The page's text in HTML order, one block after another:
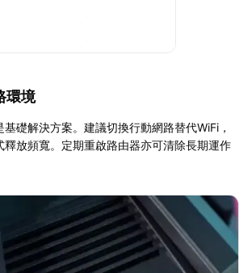
環境
礎解決方案。建議切換行動網路替代WiFi，
釋放頻寬。定期重啟路由器亦可清除長期運作